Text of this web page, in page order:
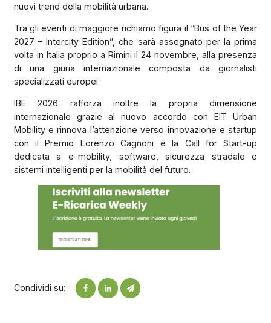
nuovi trend della mobilità urbana.
Tra gli eventi di maggiore richiamo figura il “Bus of the Year
2027 – Intercity Edition”, che sarà assegnato per la prima
volta in Italia proprio a Rimini il 24 novembre, alla presenza
di una giuria internazionale composta da giornalisti
specializzati europei.
IBE 2026 rafforza inoltre la propria dimensione
internazionale grazie al nuovo accordo con EIT Urban
Mobility e rinnova l’attenzione verso innovazione e startup
con il Premio Lorenzo Cagnoni e la Call for Start-up
dedicata a e-mobility, software, sicurezza stradale e
sistemi intelligenti per la mobilità del futuro.
Condividi su: